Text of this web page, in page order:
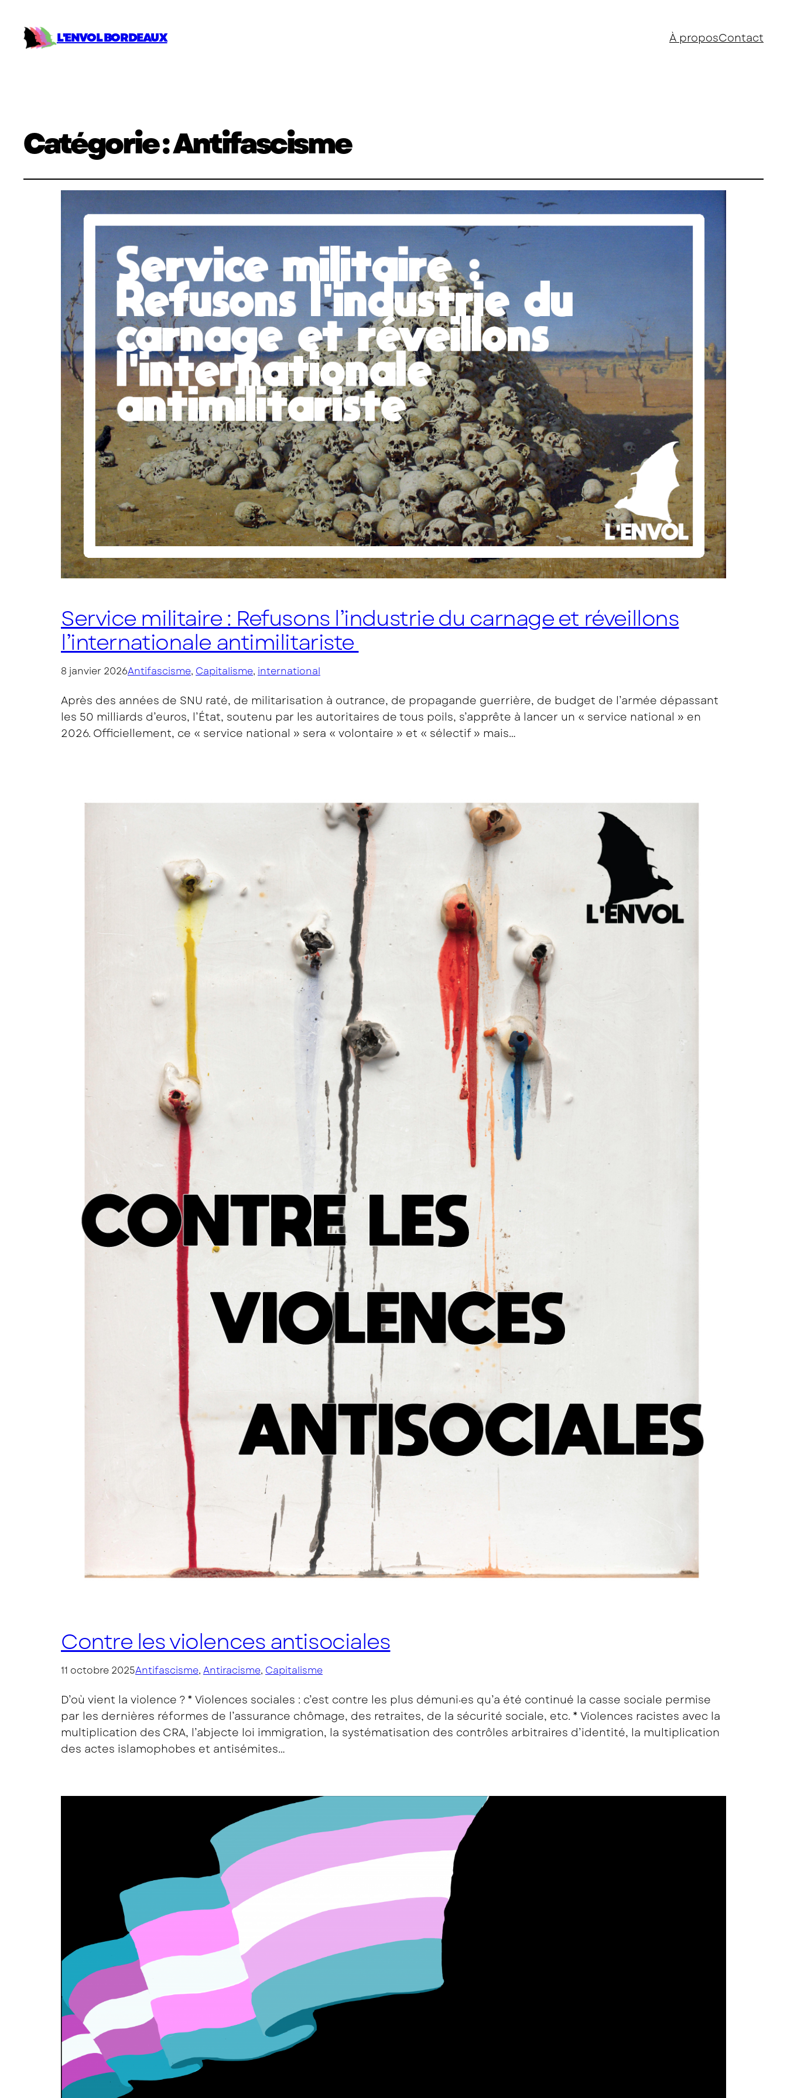
L'ENVOL BORDEAUX À proposContact
Catégorie :Antifascisme
Service militaire : Refusons l’industrie du carnage et réveillons
l’internationale antimilitariste
8 janvier 2026Antifascisme, Capitalisme, international
Après des années de SNU raté, de militarisation à outrance, de propagande guerrière, de budget de l’armée dépassant
les 50 milliards d’euros, l’État, soutenu par les autoritaires de tous poils, s’apprête à lancer un « service national » en
2026. Officiellement, ce « service national » sera « volontaire » et « sélectif » mais…
Contre les violences antisociales
11 octobre 2025Antifascisme, Antiracisme, Capitalisme
D’où vient la violence ? * Violences sociales : c’est contre les plus démuni·es qu’a été continué la casse sociale permise
par les dernières réformes de l’assurance chômage, des retraites, de la sécurité sociale, etc. * Violences racistes avec la
multiplication des CRA, l’abjecte loi immigration, la systématisation des contrôles arbitraires d’identité, la multiplication
des actes islamophobes et antisémites…